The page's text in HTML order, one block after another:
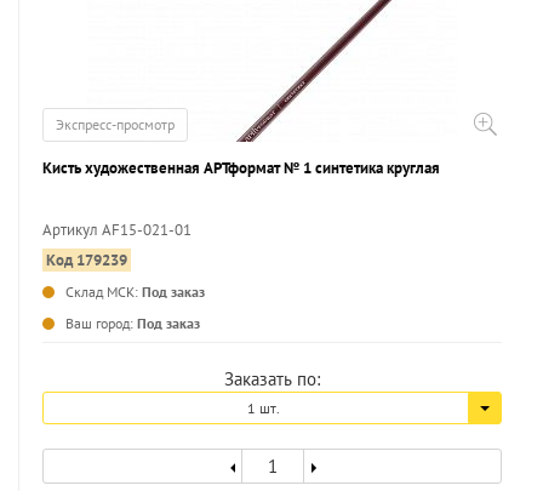
Экспресс-просмотр
Кисть художественная АРТформат № 1 синтетика круглая
Артикул AF15-021-01
Код 179239
Склад МСК: Под заказ
Ваш город: Под заказ
Заказать по:
1 шт.